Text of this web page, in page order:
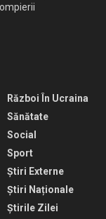
Război În Ucraina
Sănătate
Social
Sport
Știri Externe
Știri Naționale
Știrile Zilei